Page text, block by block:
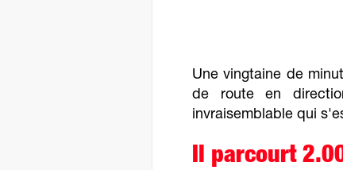
Une vingtaine de
de route en
invraisemblable qui
Il parcourt